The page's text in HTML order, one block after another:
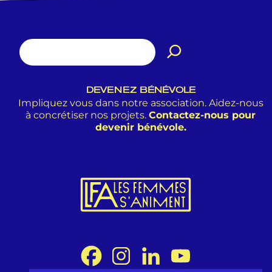
DEVENEZ BÉNÉVOLE
Impliquez vous dans notre association. Aidez-nous
à concrétiser nos projets. Contactez-nous pour
devenir bénévole.